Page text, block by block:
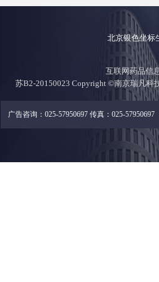
北京银色坐标
互联网药品信
苏B2-20150023 Copyright ©南京瑞凡科
广告咨询：025-57950697 传真：025-57950697